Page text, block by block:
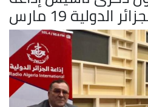
الدولية 19 مارس